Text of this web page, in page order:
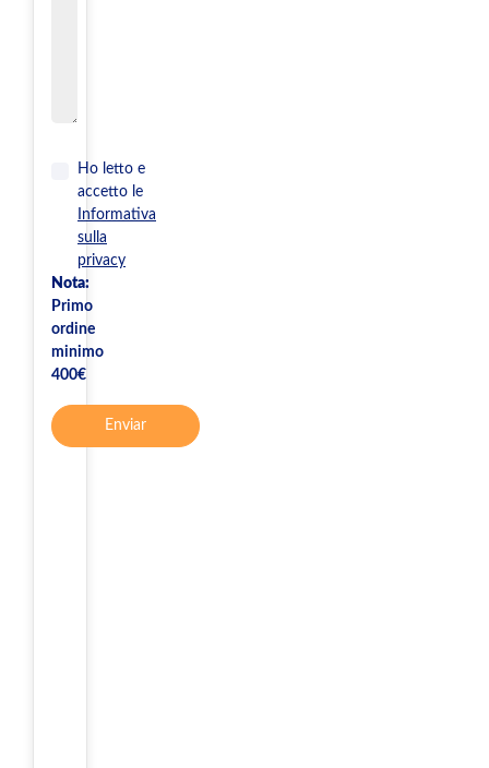
Ho letto e
accetto le
Informativa
sulla
privacy
Nota:
Primo
ordine
minimo
400€
Enviar